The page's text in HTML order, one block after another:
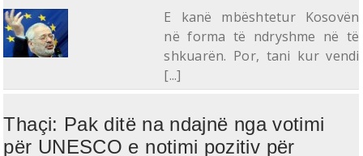
E kanë mbështetur Kosovën
në forma të ndryshme në të
shkuarën. Por, tani kur vendi
[...]
Thaçi: Pak ditë na ndajnë nga votimi
për UNESCO e notimi pozitiv për